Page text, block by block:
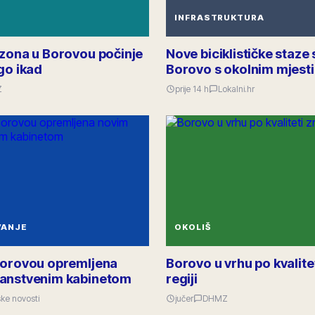
u Borovou počinje
ikad
INFRASTRUKTURA
Nove biciklističke staze
Borovo s okolnim
prije 14 h Lokalni.hr
opremljena
kabinetom
novosti
OKOLIŠ
Borovo u vrhu po
regiji
jučer DHMZ